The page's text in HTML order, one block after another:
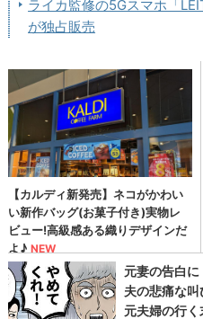
ライカ監修の5Gスマホ「
が独占販売